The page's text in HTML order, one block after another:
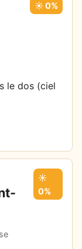
☀️ 0%
le dos (ciel
☀️
0%